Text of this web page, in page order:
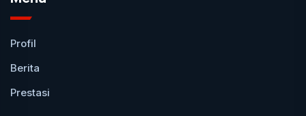
Profil
Berita
Prestasi